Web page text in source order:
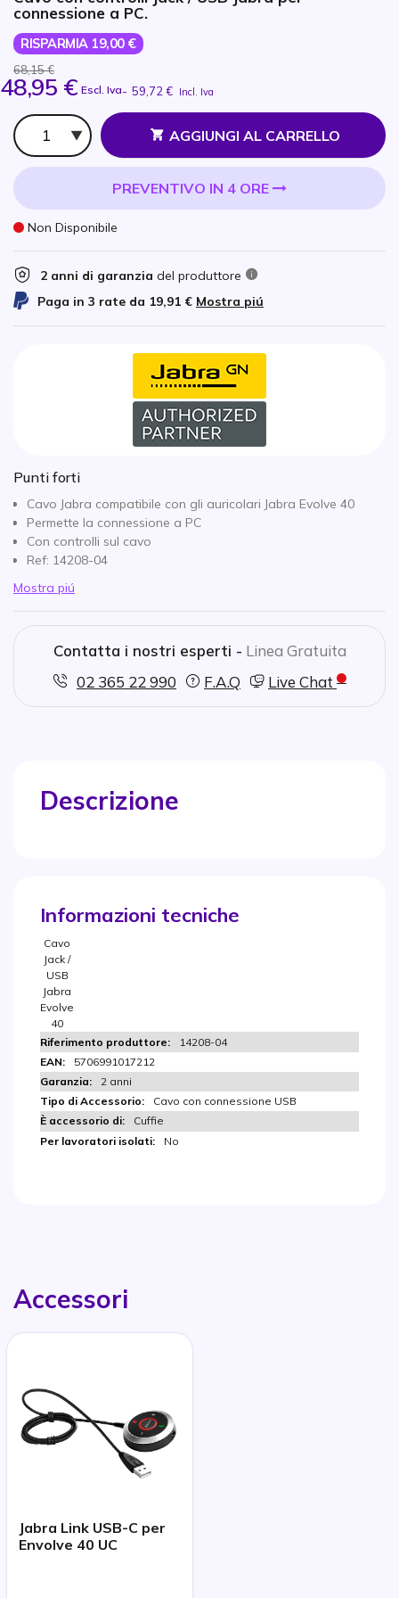
connessione a PC.
RISPARMIA 19,00 €
68,15 €
48,95 € Escl. Iva- 59,72 € Incl. Iva
Qtà
AGGIUNGI AL CARRELLO
PREVENTIVO IN 4 ORE
Non Disponibile
2 anni di garanzia del produttore
Paga in 3 rate da 19,91 € Mostra piú
Punti forti
Cavo Jabra compatibile con gli auricolari Jabra Evolve 40
Permette la connessione a PC
Con controlli sul cavo
Ref: 14208-04
Mostra piú
Contatta i nostri esperti - Linea Gratuita
02 365 22 990
F.A.Q Live Chat
Descrizione
Informazioni tecniche
Cavo
Jack /
USB
Jabra
Evolve
40
14208-04
5706991017212
2 anni
Cavo con connessione USB
Cuffie
No
Accessori
Jabra Link USB-C per
Envolve 40 UC